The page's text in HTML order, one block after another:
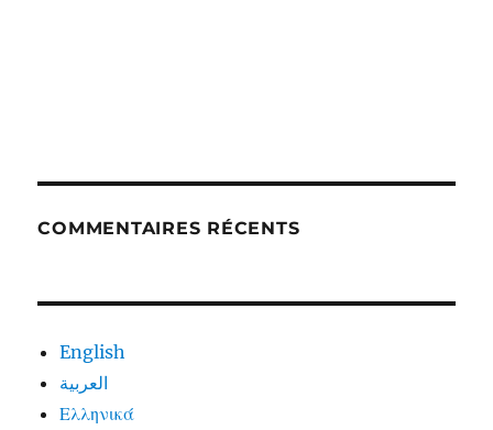
COMMENTAIRES RÉCENTS
English
العربية
Ελληνικά